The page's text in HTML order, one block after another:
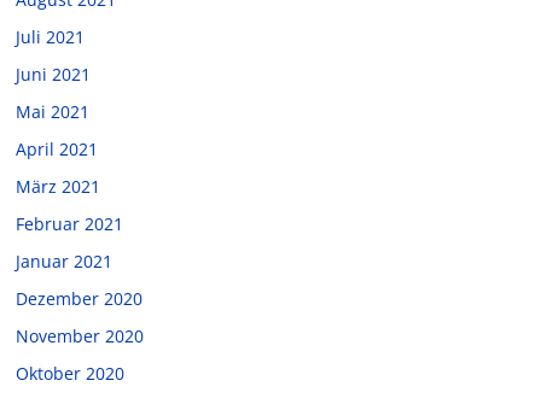
Juli 2021
Juni 2021
Mai 2021
April 2021
März 2021
Februar 2021
Januar 2021
Dezember 2020
November 2020
Oktober 2020